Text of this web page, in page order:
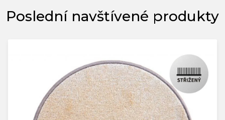
Poslední navštívené produkty